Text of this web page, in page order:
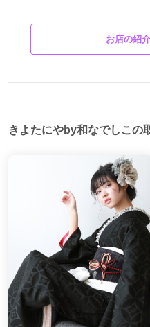
七五三レンタル、浴衣、和
貸衣装、着付け小物など。
お声かけ下さい。
方はお電話、メール、メッ
【ママ振り】
ママの振袖を使って成人式
にもコーデのご提案させて
住所：兵庫県小野市本町287-
神戸電鉄 小野駅から徒歩約8
専用駐車場 5台あり
お店の紹
きよたにやby和なでしこの